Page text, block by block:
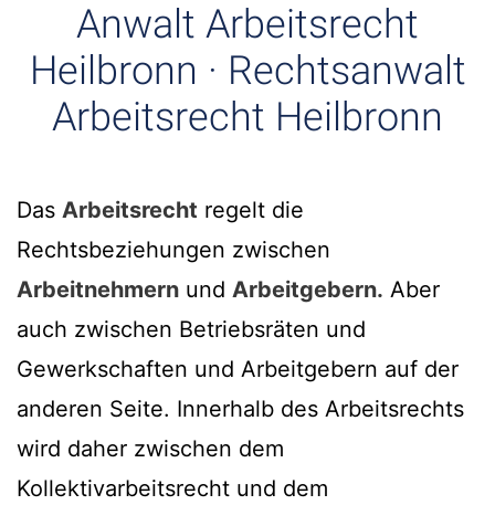
Anwalt Arbeitsrecht
Heilbronn · Rechtsanwalt
Arbeitsrecht Heilbronn
Das Arbeitsrecht regelt die
Rechtsbeziehungen zwischen
Arbeitnehmern und Arbeitgebern. Aber
auch zwischen Betriebsräten und
Gewerkschaften und Arbeitgebern auf der
anderen Seite. Innerhalb des Arbeitsrechts
wird daher zwischen dem
Kollektivarbeitsrecht und dem